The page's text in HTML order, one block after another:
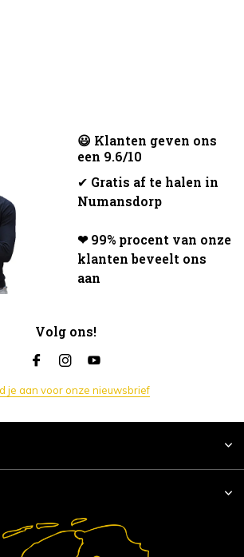
😃 Klanten geven ons
een 9.6/10
✔ Gratis af te halen in
Numansdorp
❤ 99% procent van onze
klanten beveelt ons
aan
Volg ons!
je aan voor onze nieuwsbrief